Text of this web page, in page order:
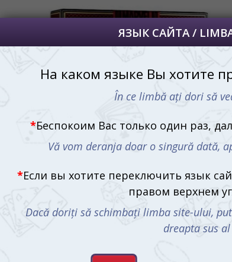
deranja doar o singură dată, apoi vă vom salva alegerea limbii.
переключить язык сайта, то это можно всегда сделать в
правом верхнем углу страницы.
schimbați limba site-ului, puteți oricând să faceți asta în colțul din
RU